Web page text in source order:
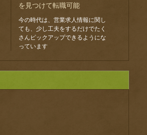
を見つけて転職可能
今の時代は、営業求人情報に関し
ても、少し工夫をするだけでたく
さんピックアップできるようにな
っています